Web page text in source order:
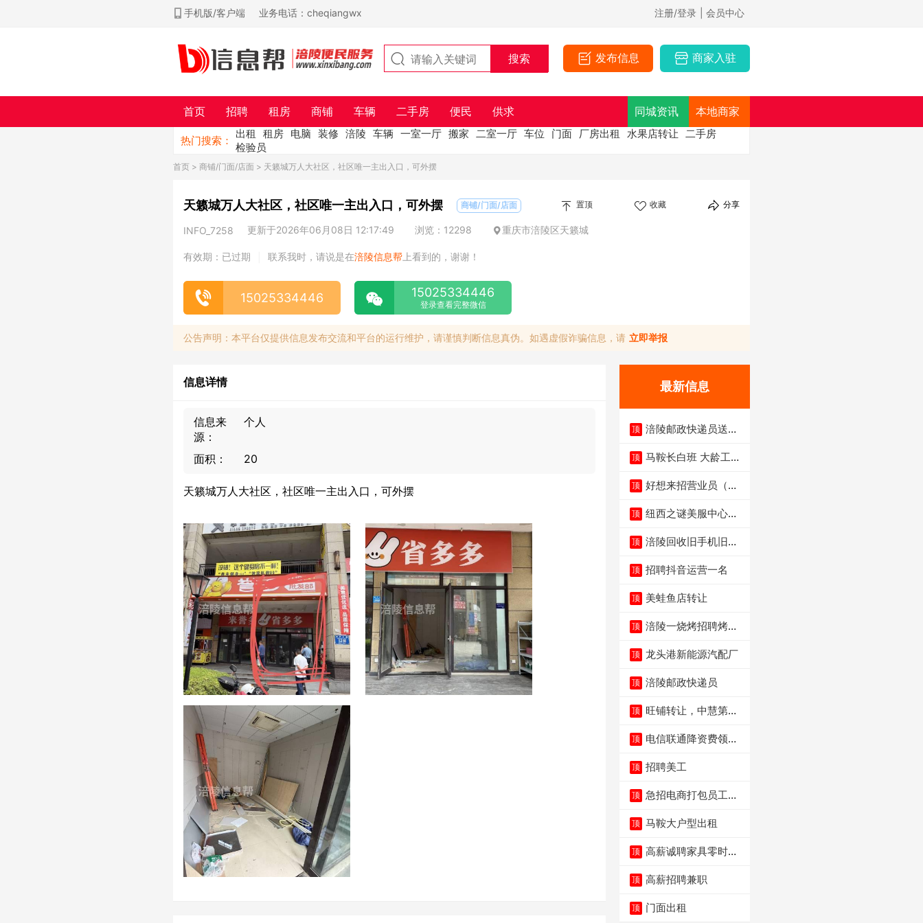
手机版/客户端 业务电话：cheqiangwx 注册/登录 | 会员中心
发布信息 商家入驻
首页 招聘 租房 商铺 车辆 二手房 便民 供求 同城资讯 本地商家
热门搜索：
出租 租房 电脑 装修 涪陵 车辆 一室一厅 搬家 二室一厅 车位 门面 厂房出租 水果店转让 二手房
检验员
首页 > 商铺/门面/店面 > 天籁城万人大社区，社区唯一主出入口，可外摆
天籁城万人大社区，社区唯一主出入口，可外摆 商铺/门面/店面 置顶 收藏 分享
INFO_7258 更新于2026年06月08日 12:17:49 浏览：12298 重庆市涪陵区天籁城
有效期：已过期 联系我时，请说是在涪陵信息帮 上看到的，谢谢！
15025334446 15025334446
登录查看完整微信
公告声明：本平台仅提供信息发布交流和平台的运行维护，请谨慎判断信息真伪。如遇虚假诈骗信息，请 立即举报
信息详情
信息来
源：
个人
面积： 20
天籁城万人大社区，社区唯一主出入口，可外摆
最新信息
顶 涪陵邮政快递员送货
顶 马鞍长白班 大龄工大
顶 好想来招营业员（不
顶 纽西之谜美服中心招
顶 涪陵回收旧手机旧电
顶 招聘抖音运营一名
顶 美蛙鱼店转让
顶 涪陵一烧烤招聘烤工
顶 龙头港新能源汽配厂
顶 涪陵邮政快递员
顶 旺铺转让，中慧第一
顶 电信联通降资费领价
顶 招聘美工
顶 急招电商打包员工作
顶 马鞍大户型出租
顶 高薪诚聘家具零时促
顶 高薪招聘兼职
顶 门面出租